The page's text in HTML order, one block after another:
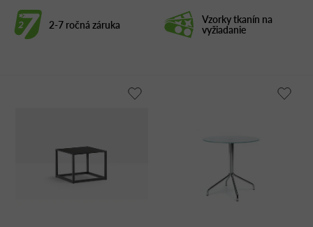
2-7 ročná záruka Vzorky tkanín na
vyžiadanie